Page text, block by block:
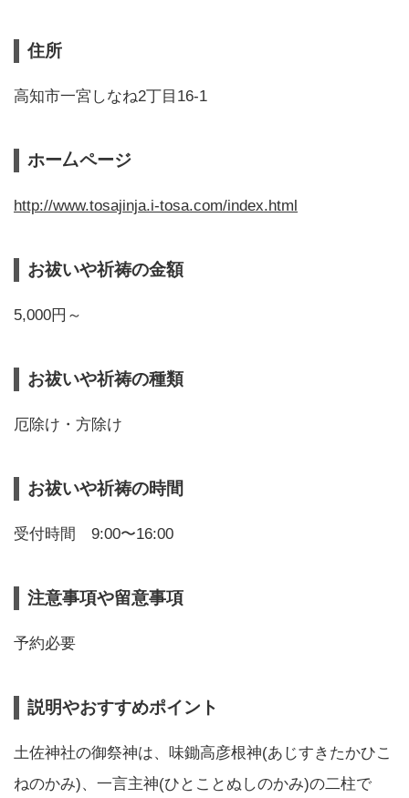
住所
高知市一宮しなね2丁目16-1
ホー厶ページ
http://www.tosajinja.i-tosa.com/index.html
お祓いや祈祷の金額
5,000円～
お祓いや祈祷の種類
厄除け・方除け
お祓いや祈祷の時間
受付時間 9:00〜16:00
注意事項や留意事項
予約必要
説明やおすすめポイント
土佐神社の御祭神は、味鋤高彦根神(あじすきたかひこ
ねのかみ)、一言主神(ひとことぬしのかみ)の二柱で